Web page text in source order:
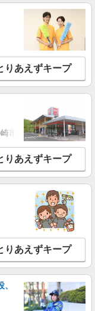
詳細を見る
細を見る
円（内訳：時
日） ＋残業代
※時給は経験により
細を見る
りあえずキープ
市・太田市・館林市
りあえずキープ
りあえずキープ